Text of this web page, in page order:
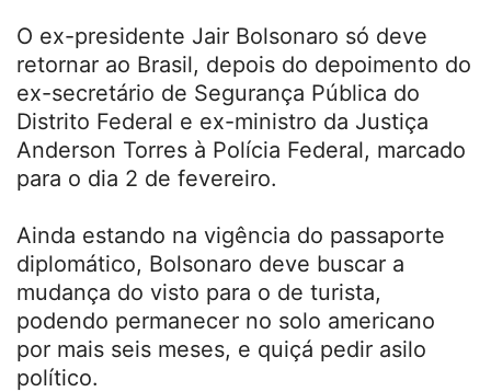
O ex-presidente Jair Bolsonaro só deve
retornar ao Brasil, depois do depoimento do
ex-secretário de Segurança Pública do
Distrito Federal e ex-ministro da Justiça
Anderson Torres à Polícia Federal, marcado
para o dia 2 de fevereiro.
Ainda estando na vigência do passaporte
diplomático, Bolsonaro deve buscar a
mudança do visto para o de turista,
podendo permanecer no solo americano
por mais seis meses, e quiçá pedir asilo
político.